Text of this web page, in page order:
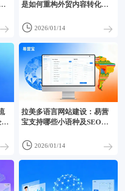
是如何重构外贸内容转化漏
 2026/01/14
拉美多语言网站建设：易营
宝支持哪些小语种及SEO优
 2026/01/14